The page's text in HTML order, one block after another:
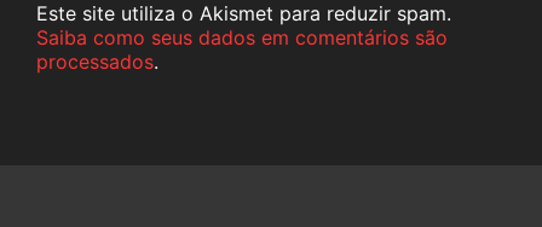
Este site utiliza o Akismet para reduzir spam.
Saiba como seus dados em comentários são
processados.